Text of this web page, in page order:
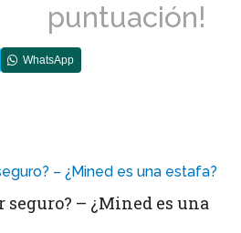
puntuación!
WhatsApp
seguro? – ¿Mined es una